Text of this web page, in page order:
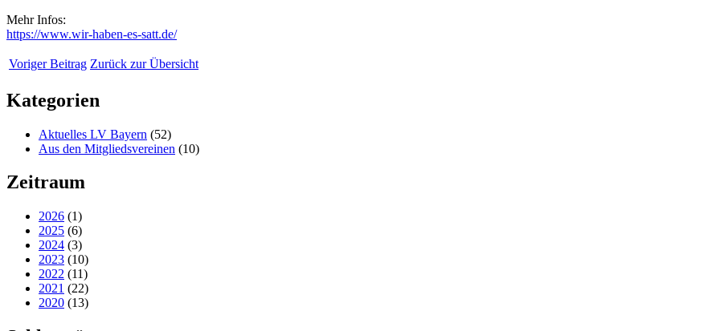
Mehr Infos:
https://www.wir-haben-es-satt.de/
Voriger Beitrag Zurück zur Übersicht
Kategorien
Aktuelles LV Bayern (52)
Aus den Mitgliedsvereinen (10)
Zeitraum
2026 (1)
2025 (6)
2024 (3)
2023 (10)
2022 (11)
2021 (22)
2020 (13)